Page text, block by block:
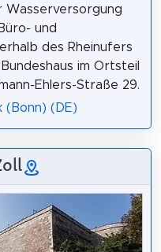
und
des Rheinufers
im Ortsteil
Ehlers-Straße 29.
(Bonn) (DE)